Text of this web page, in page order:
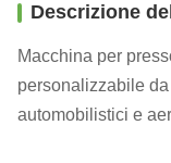
Descrizione
Macchina per
personalizzabile
automobilistici e